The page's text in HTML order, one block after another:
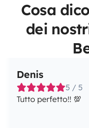
Cosa
dei
Denis
5 / 5
Tutto perfetto!! 💯